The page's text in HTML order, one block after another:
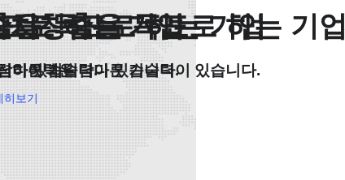
로 하는 기업
이 있습니다.
을 목표로 하는 기업
다른 기술력이 있습니다.
치창출을 목표로 하는 기업
하이텍은 남다른 기술력이 있습니다.
히보기